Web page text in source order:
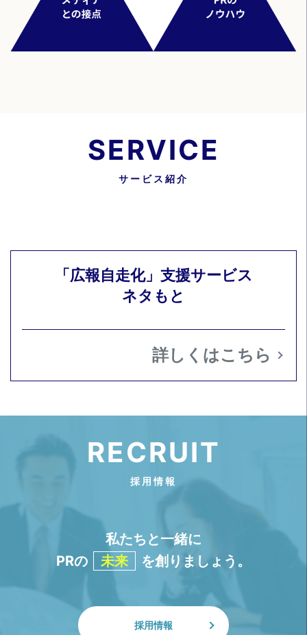
SERVICE
サービス紹介
「広報自走化」支援サービス
ネタもと
詳しくはこちら
RECRUIT
採用情報
私たちと一緒に
PRの
未来 を創りましょう。
採用情報